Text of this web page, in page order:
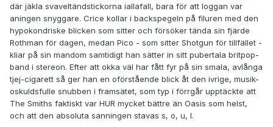
där jäkla svaveltändstickorna iallafall, bara för att loggan var
aningen snyggare. Crice kollar i backspegeln på filuren med den
hypokondriske blicken som sitter och försöker tända sin fjärde
Rothman för dagen, medan Pico - som sitter Shotgun för tillfället -
kliar på sin mandom samtidigt han sätter in sitt pubertala britpop-
band i stereon. Efter att okka väl har fått fyr på sin smala, avlånga
tjej-cigarett så ger han en oförstående blick åt den ivrige, musik-
oskuldsfulle snubben i framsätet, som typ i förrgår upptäckte att
The Smiths faktiskt var HUR mycket bättre än Oasis som helst,
och att den absoluta sanningen stavas s, o, u, l.